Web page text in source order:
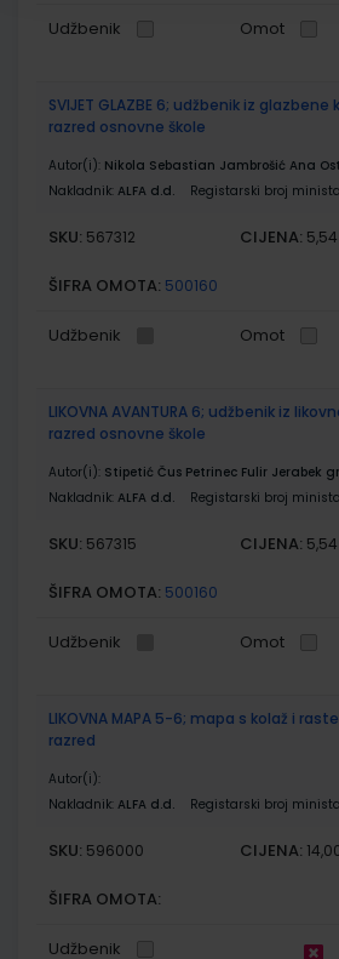
Udžbenik Omot
SVIJET GLAZBE 6; udžbenik iz
razred osnovne škole
Autor(i): Nikola Sebastian Jambrošić Ana
Nakladnik: ALFA d.d. Registarski broj
SKU: 567312 CIJENA:
ŠIFRA OMOTA: 500160
Udžbenik Omot
LIKOVNA AVANTURA 6; udžbenik iz
razred osnovne škole
Autor(i): Stipetić Čus Petrinec Fulir Jerabek
Nakladnik: ALFA d.d. Registarski broj
SKU: 567315 CIJENA:
ŠIFRA OMOTA: 500160
Udžbenik Omot
LIKOVNA MAPA 5-6; mapa s kolaž i
razred
Autor(i):
Nakladnik: ALFA d.d. Registarski broj
SKU: 596000 CIJENA:
ŠIFRA OMOTA:
Udžbenik